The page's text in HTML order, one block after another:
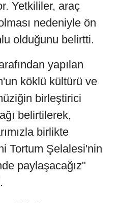
Yetkililer, araç
nedeniyle ön
olduğunu belirtti.
yapılan
köklü kültürü ve
birleştirici
belirtilerek,
birlikte
Tortum Şelalesi'nin
paylaşacağız"